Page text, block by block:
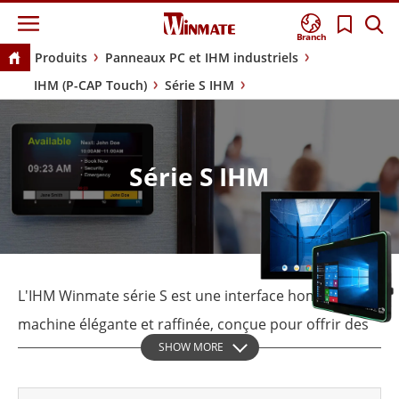
Branch
Produits
Panneaux PC et IHM industriels
IHM (P-CAP Touch)
Série S IHM
Série S IHM
L'IHM Winmate série S est une interface homme-
machine élégante et raffinée, conçue pour offrir des
performances optimales dans les applications
SHOW MORE